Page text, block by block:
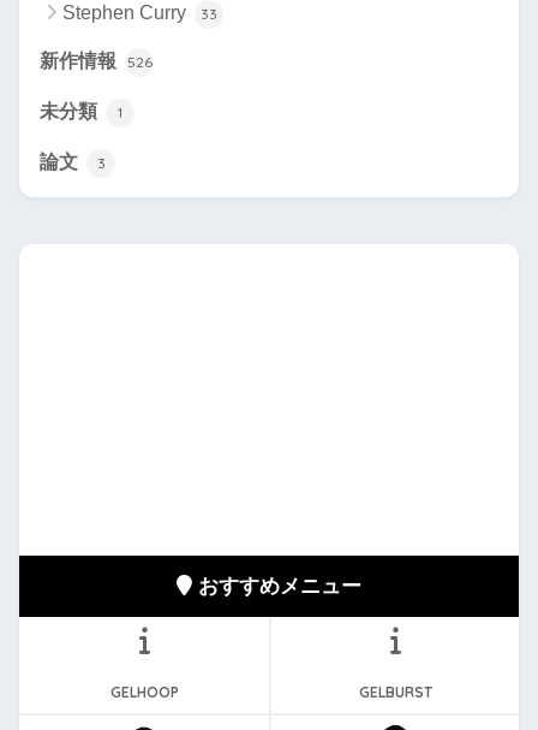
Stephen Curry 33
新作情報 526
未分類 1
論文 3
おすすめメニュー
GELHOOP GELBURST